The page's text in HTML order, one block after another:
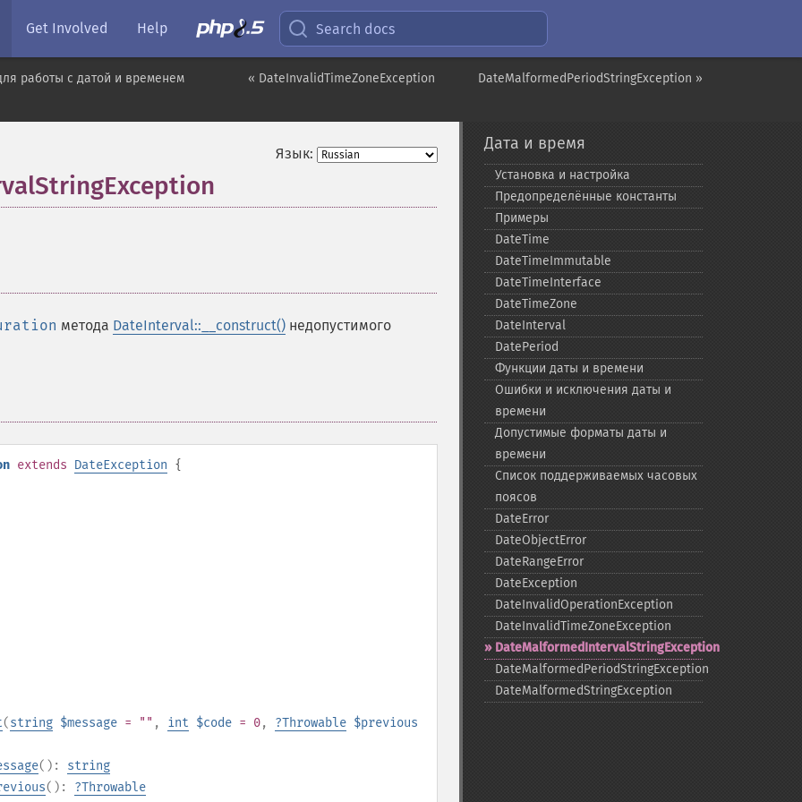
Get Involved Help Search docs
DateMalformedPeriodStringException »
« DateInvalidTimeZoneException
работы с датой и временем
Язык:
метода DateInterval::__construct() недопустимого
extends DateException {
(string $message = "" , int $code = 0, ?Throwable $previous
(): string
(): ?Throwable
Дата и время
Установка и настройка
Предопределённые константы
Примеры
DateTime
DateTimeImmutable
DateTimeInterface
DateTimeZone
DateInterval
DatePeriod
Функции даты и времени
Ошибки и исключения даты и
времени
Допустимые форматы даты и
времени
Список поддерживаемых часовых
поясов
DateError
DateObjectError
DateRangeError
DateException
DateInvalidOperationException
DateInvalidTimeZoneException
DateMalformedIntervalStringException
DateMalformedPeriodStringException
DateMalformedStringException